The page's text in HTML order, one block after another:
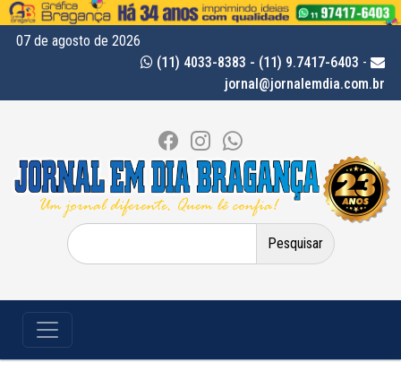
07 de agosto de 2026
(11) 4033-8383 - (11) 9.7417-6403 -
jornal@jornalemdia.com.br
Pesquisar
por: